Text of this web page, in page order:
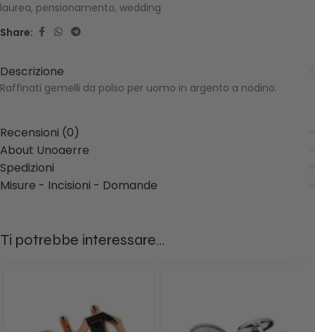
laurea, pensionamento, wedding
Share:
Descrizione
Raffinati gemelli da polso per uomo in argento a nodino.
Recensioni (0)
About Unoaerre
Spedizioni
Misure - Incisioni - Domande
Ti potrebbe interessare…